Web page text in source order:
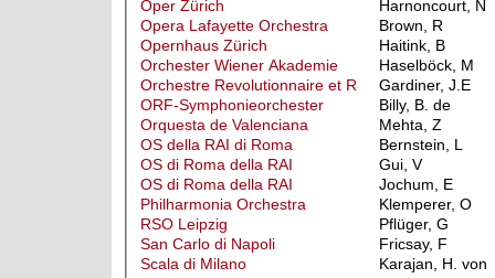
Oper Zürich
Harnoncourt, N
Opera Lafayette Orchestra
Brown, R
Opernhaus Zürich
Haitink, B
Orchester Wiener Akademie
Haselböck, M
Orchestre Revolutionnaire et R
Gardiner, J.E
ORF-Symphonieorchester
Billy, B. de
Orquesta de Valenciana
Mehta, Z
OS della RAI di Roma
Bernstein, L
OS di Roma della RAI
Gui, V
OS di Roma della RAI
Jochum, E
Philharmonia Orchestra
Klemperer, O
RSO Leipzig
Pflüger, G
San Carlo di Napoli
Fricsay, F
Scala di Milano
Karajan, H. von